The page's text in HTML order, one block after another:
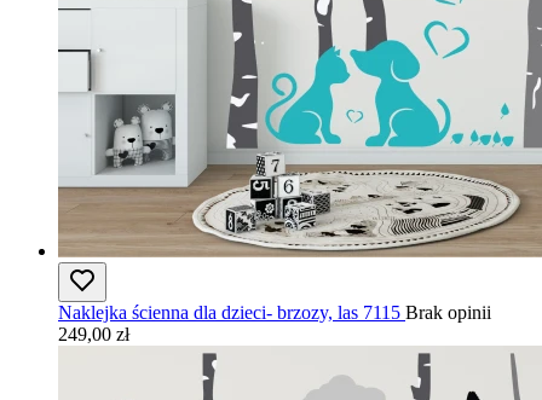
Naklejka ścienna dla dzieci- brzozy, las 7115 Brak opinii
249,00 zł